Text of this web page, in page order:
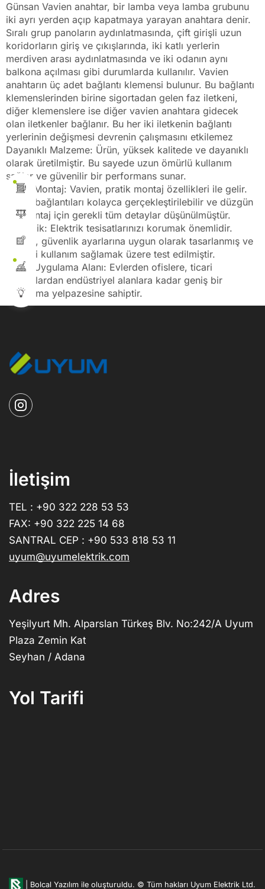
Günsan Vavien anahtar, bir lamba veya lamba grubunu
iki ayrı yerden açıp kapatmaya yarayan anahtara denir.
Sıralı grup panoların aydınlatmasında, çift girişli uzun
koridorların giriş ve çıkışlarında, iki katlı yerlerin
merdiven arası aydınlatmasında ve iki odanın aynı
balkona açılması gibi durumlarda kullanılır. Vavien
anahtarın üç adet bağlantı klemensi bulunur. Bu bağlantı
klemenslerinden birine sigortadan gelen faz iletkeni,
diğer klemenslere ise diğer vavien anahtara gidecek
olan iletkenler bağlanır. Bu her iki iletkenin bağlantı
yerlerinin değişmesi devrenin çalışmasını etkilemez
Dayanıklı Malzeme: Ürün, yüksek kalitede ve dayanıklı
olarak üretilmiştir. Bu sayede uzun ömürlü kullanım
sağlar ve güvenilir bir performans sunar.
Kolay Montaj: Vavien, pratik montaj özellikleri ile gelir.
Kablo bağlantıları kolayca gerçekleştirilebilir ve düzgün
bir montaj için gerekli tüm detaylar düşünülmüştür.
Güvenlik: Elektrik tesisatlarınızı korumak önemlidir.
Vavien, güvenlik ayarlarına uygun olarak tasarlanmış ve
güvenli kullanım sağlamak üzere test edilmiştir.
Geniş Uygulama Alanı: Evlerden ofislere, ticari
mekanlardan endüstriyel alanlara kadar geniş bir
uygulama yelpazesine sahiptir.
İletişim
TEL : +90 322 228 53 53
FAX: +90 322 225 14 68
SANTRAL CEP : +90 533 818 53 11
uyum@uyumelektrik.com
Adres
Yeşilyurt Mh. Alparslan Türkeş Blv. No:242/A Uyum
Plaza Zemin Kat
Seyhan / Adana
Yol Tarifi
Bolcal Yazılım ile oluşturuldu. © Tüm hakları Uyum Elektrik Ltd.